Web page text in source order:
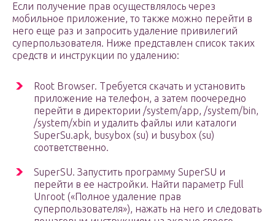
Если получение прав осуществлялось через
мобильное приложение, то также можно перейти в
него еще раз и запросить удаление привилегий
суперпользователя. Ниже представлен список таких
средств и инструкции по удалению:
Root Browser. Требуется скачать и установить
приложение на телефон, а затем поочередно
перейти в директории /system/app, /system/bin,
/system/xbin и удалить файлы или каталоги
SuperSu.apk, busybox (su) и busybox (su)
соответственно.
SuperSU. Запустить программу SuperSU и
перейти в ее настройки. Найти параметр Full
Unroot («Полное удаление прав
суперпользователя»), нажать на него и следовать